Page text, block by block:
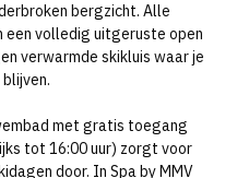
bergzicht. Alle
een volledig uitgeruste open
verwarmde skikluis waar je
met gratis toegang
tot 16:00 uur) zorgt voor
door. In Spa by MMV